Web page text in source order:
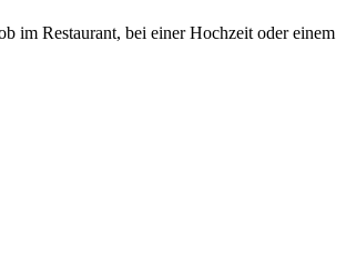
im Restaurant, bei einer Hochzeit oder einem